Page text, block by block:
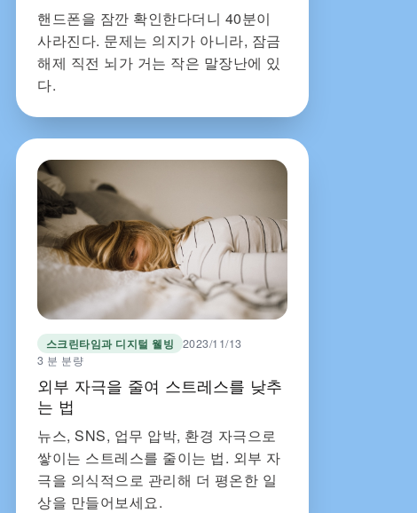
핸드폰을 잠깐 확인한다더니 40분이
사라진다. 문제는 의지가 아니라, 잠금
해제 직전 뇌가 거는 작은 말장난에 있
다.
스크린타임과 디지털 웰빙 2023/11/13
3 분 분량
외부 자극을 줄여 스트레스를 낮추
는 법
뉴스, SNS, 업무 압박, 환경 자극으로
쌓이는 스트레스를 줄이는 법. 외부 자
극을 의식적으로 관리해 더 평온한 일
상을 만들어보세요.